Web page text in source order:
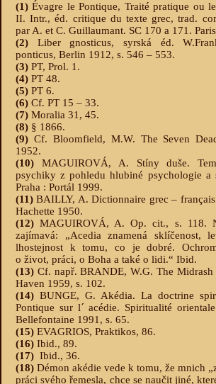
(1)Évagre le Pontique, Traité pratique ou
II. Intr., éd. critique du texte grec, trad.
par A. et C. Guillaumant. SC 170 a 171.
(2) Liber gnosticus, syrská éd.
ponticus, Berlin 1912, s. 546 – 553.
(3) PT, Prol. 1.
(4) PT 48.
(5) PT 6.
(6) Cf. PT 15 – 33.
(7) Moralia 31, 45.
(8) § 1866.
(9) Cf. Bloomfield, M.W. The Seven
1952.
(10) MAGUIROVÁ, A. Stíny duše.
psychiky z pohledu hlubiné psychologie a
Praha : Portál 1999.
(11)BAILLY, A. Dictionnaire grec –
Hachette 1950.
(12)MAGUIROVÁ, A. Op. cit., s. 118.
zajímavá: „Acedia znamená sklíčenost,
lhostejnost k tomu, co je dobré.
o život, práci, o Boha a také o lidi.“ Ibid.
(13) Cf. např. BRANDE, W.G. The
Haven 1959, s. 102.
(14) BUNGE, G. Akédia. La doctrine
Pontique sur l´ acédie. Spiritualité
Bellefontaine 1991, s. 65.
(15) EVAGRIOS, Praktikos, 86.
(16) Ibid., 89.
(17) Ibid., 36.
(18) Démon akédie vede k tomu, že mnich
práci svého řemesla, chce se naučit jiné,